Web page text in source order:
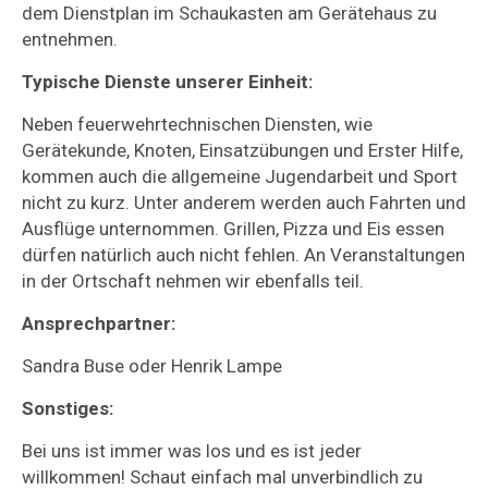
dem Dienstplan im Schaukasten am Gerätehaus zu
entnehmen.
Typische Dienste unserer Einheit:
Neben feuerwehrtechnischen Diensten, wie
Gerätekunde, Knoten, Einsatzübungen und Erster Hilfe,
kommen auch die allgemeine Jugendarbeit und Sport
nicht zu kurz. Unter anderem werden auch Fahrten und
Ausflüge unternommen. Grillen, Pizza und Eis essen
dürfen natürlich auch nicht fehlen. An Veranstaltungen
in der Ortschaft nehmen wir ebenfalls teil.
Ansprechpartner:
Sandra Buse oder Henrik Lampe
Sonstiges:
Bei uns ist immer was los und es ist jeder
willkommen! Schaut einfach mal unverbindlich zu